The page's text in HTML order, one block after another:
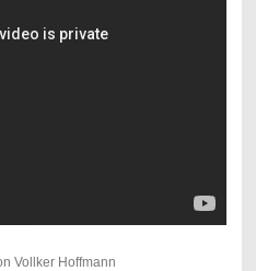
Vollker Hoffmann